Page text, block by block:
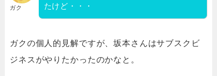
ガク
たけど・・・
ガクの個人的見解ですが、坂本さんはサブスクビ
ジネスがやりたかったのかなと。